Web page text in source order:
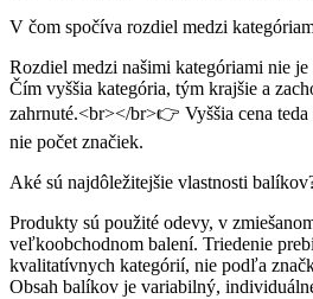
V čom spočíva rozdiel medzi
Rozdiel medzi našimi kategóriami nie je
Čím vyššia kategória, tým krajšie a
zahrnuté.<br></br>👉 Vyššia cena
nie počet značiek.
Aké sú najdôležitejšie vlastnosti
Produkty sú použité odevy, v
veľkoobchodnom balení. Triedenie
kvalitatívnych kategórií, nie podľa
Obsah balíkov je variabilný,